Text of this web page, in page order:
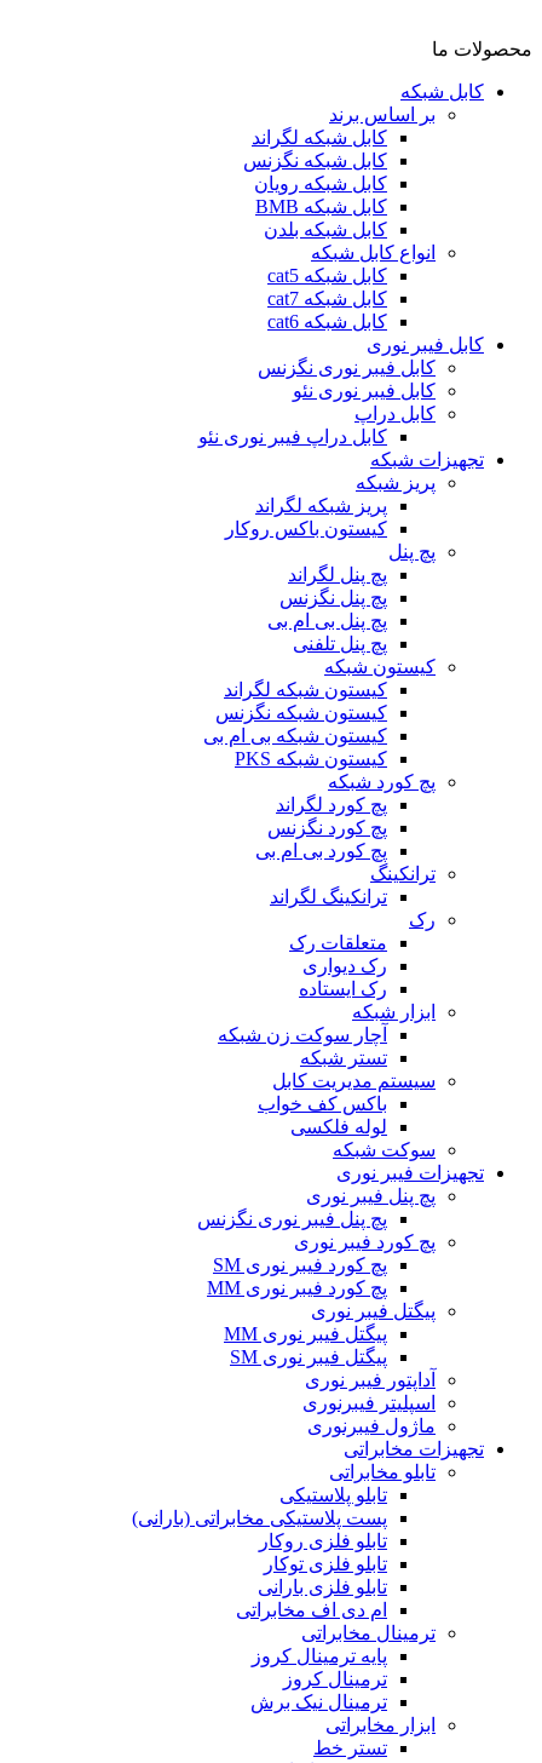
محصولات ما
کابل شبکه
بر اساس برند
کابل شبکه لگراند
کابل شبکه نگزنس
کابل شبکه رویان
کابل شبکه ‌BMB
کابل شبکه بلدن
انواع کابل شبکه
کابل شبکه cat5
کابل شبکه cat7
کابل شبکه cat6
کابل فیبر نوری
کابل فیبر نوری نگزنس
کابل فیبر نوری نئو
کابل دراپ
کابل دراپ فیبر نوری نئو
تجهیزات شبکه
پریز شبکه
پریز شبکه لگراند
کیستون باکس روکار
پچ پنل
پچ پنل لگراند
پچ پنل نگزنس
پچ پنل بی ام بی
پچ پنل تلفنی
کیستون شبکه
کیستون شبکه لگراند
کیستون شبکه نگزنس
کیستون شبکه بی ام بی
کیستون شبکه PKS
پچ کورد شبکه
پچ کورد لگراند
پچ کورد نگزنس
پچ کورد بی ام بی
ترانکینگ
ترانکینگ لگراند
رک
متعلقات رک
رک دیواری
رک ایستاده
ابزار شبکه
آچار سوکت زن شبکه
تستر شبکه
سیستم مدیریت کابل
باکس کف خواب
لوله فلکسی
سوکت شبکه
تجهیزات فیبر نوری
پچ پنل فیبر نوری
پچ پنل فیبر نوری نگزنس
پچ کورد فیبر نوری
پچ کورد فیبر نوری SM
پچ کورد فیبر نوری MM
پیگتل فیبر نوری
پیگتل فیبر نوری MM
پیگتل فیبر نوری SM
آداپتور فیبر نوری
اسپلیتر فیبرنوری
ماژول فیبرنوری
تجهیزات مخابراتی
تابلو مخابراتی
تابلو پلاستیکی
پست پلاستیکی مخابراتی (بارانی)
تابلو فلزی روکار
تابلو فلزی توکار
تابلو فلزی بارانی
ام دی اف مخابراتی
ترمینال مخابراتی
پایه ترمینال کروز
ترمینال کروز
ترمینال نیک برش
ابزار مخابراتی
تستر خط